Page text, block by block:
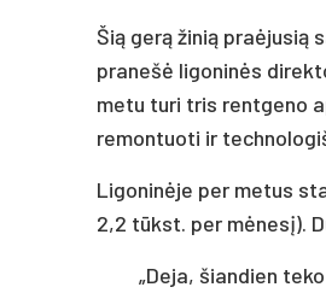
Šią gerą žinią praėjusią
pranešė ligoninės
metu turi tris rentgeno
remontuoti ir
Ligoninėje per metus
2,2 tūkst. per mėnesį).
„Deja, šiandien